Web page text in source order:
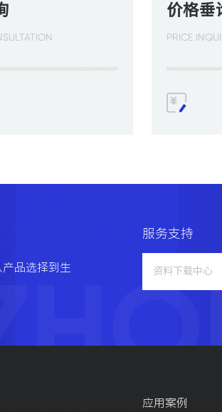
价格垂
PRICE
品选择到生
服务支持
资料下载中心
应用案例